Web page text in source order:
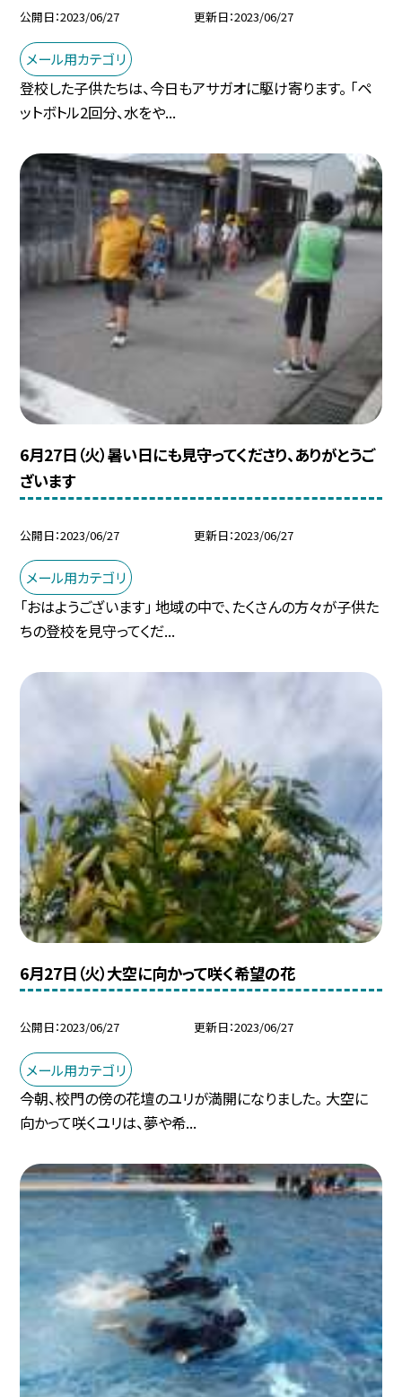
公開日 2023/06/27 更新日 2023/06/27
メール用カテゴリ
登校した子供たちは、今日もアサガオに駆け寄ります。 「ペ
ットボトル2回分、水をや...
6月27日（火）暑い日にも見守ってくださり、ありがとうご
ざいます
公開日 2023/06/27 更新日 2023/06/27
メール用カテゴリ
「おはようございます」 地域の中で、たくさんの方々が子供た
ちの登校を見守ってくだ...
6月27日（火）大空に向かって咲く希望の花
公開日 2023/06/27 更新日 2023/06/27
メール用カテゴリ
今朝、校門の傍の花壇のユリが満開になりました。 大空に
向かって咲くユリは、夢や希...